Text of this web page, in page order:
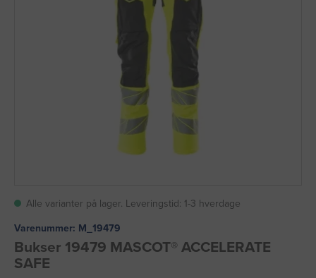
Alle varianter på lager. Leveringstid: 1-3 hverdage
Varenummer: M_19479
Bukser 19479 MASCOT® ACCELERATE
SAFE